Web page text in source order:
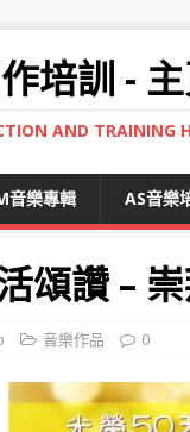
培訓 -
AND TRAINING
音樂專輯 AS音樂
頌讚 –
音樂作品 0